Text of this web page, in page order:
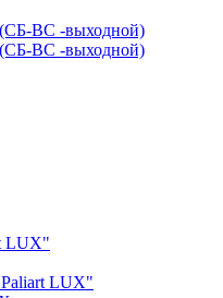
(СБ-ВС -выходной)
(СБ-ВС -выходной)
LUX"
LUX"